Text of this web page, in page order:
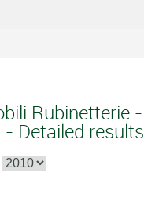
Rubinetterie -
Detailed results